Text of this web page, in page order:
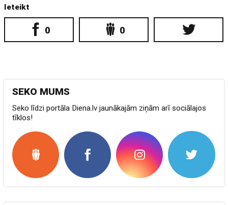
Ieteikt
0 0
SEKO MUMS
Seko līdzi portāla Diena.lv jaunākajām ziņām arī sociālajos
tīklos!